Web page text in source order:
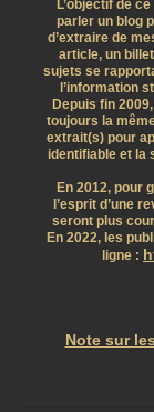
L’objectif de
parler un blog
d’extraire de
article, un
sujets se
l’information
Depuis fin
toujours la
extrait(s) pour
identifiable et la
En 2012, pour
l’esprit d’une
seront plus
En 2022, les
ligne :
Note sur